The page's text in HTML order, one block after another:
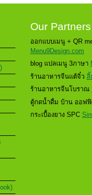
Our Partners
ออกแบบเมนู + QR
Menu9Design.com
blog แปลเมนู 3ภาษา
ร้านอาหารจีนแต้จิ๋ว ลิ้
ร้านอาหารจีนโบราณ
ตู้กดน้ำดื่ม บ้าน ออฟ
กระเบื้องยาง SPC